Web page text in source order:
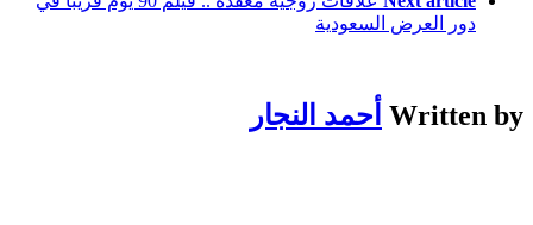
دور العرض السعودية
Written by أحمد النجار